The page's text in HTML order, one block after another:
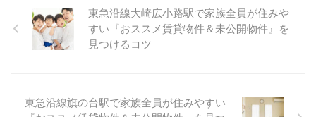
東急沿線大崎広小路駅で家族全員が住みや
すい『おススメ賃貸物件＆未公開物件』を
見つけるコツ
東急沿線旗の台駅で家族全員が住みやすい